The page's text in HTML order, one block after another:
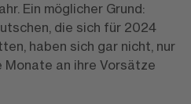
Ein möglicher Grund:
die sich für 2024
haben sich gar nicht, nur
Monate an ihre Vorsätze